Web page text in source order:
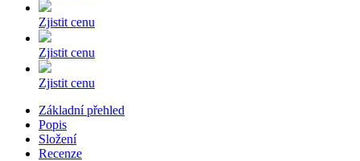
Zjistit cenu
Zjistit cenu
Zjistit cenu
Základní přehled
Popis
Složení
Recenze